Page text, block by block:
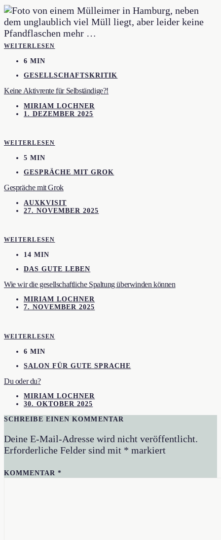
WEITERLESEN
6 MIN
GESELLSCHAFTSKRITIK
Keine Aktivrente für Selbständige?!
MIRIAM LOCHNER
1. DEZEMBER 2025
WEITERLESEN
5 MIN
GESPRÄCHE MIT GROK
Gespräche mit Grok
AUXKVISIT
27. NOVEMBER 2025
WEITERLESEN
14 MIN
DAS GUTE LEBEN
Wie wir die gesellschaftliche Spaltung überwinden können
MIRIAM LOCHNER
7. NOVEMBER 2025
WEITERLESEN
6 MIN
SALON FÜR GUTE SPRACHE
Du oder du?
MIRIAM LOCHNER
30. OKTOBER 2025
SCHREIBE EINEN KOMMENTAR
Deine E-Mail-Adresse wird nicht veröffentlicht.
Erforderliche Felder sind mit * markiert
KOMMENTAR*